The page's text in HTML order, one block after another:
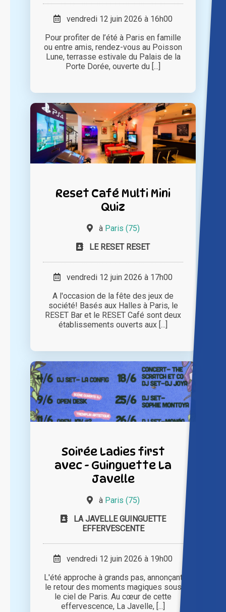
vendredi 12 juin 2026 à 16h00
Pour profiter de l’été à Paris en famille
ou entre amis, rendez-vous au Poisson
Lune, terrasse estivale du Palais de la
Porte Dorée, ouverte du [...]
Reset Café Multi Mini
Quiz
à Paris (75)
LE RESET RESET
vendredi 12 juin 2026 à 17h00
A l'occasion de la fête des jeux de
société! Basés aux Halles à Paris, le
RESET Bar et le RESET Café sont deux
établissements ouverts aux [...]
Soirée Ladies first
avec - Guinguette La
Javelle
à Paris (75)
LA JAVELLE GUINGUETTE
EFFERVESCENTE
vendredi 12 juin 2026 à 19h00
L'été approche à grands pas, annonçant
le retour des moments magiques sous
le ciel de Paris. Au cœur de cette
effervescence, La Javelle, [...]